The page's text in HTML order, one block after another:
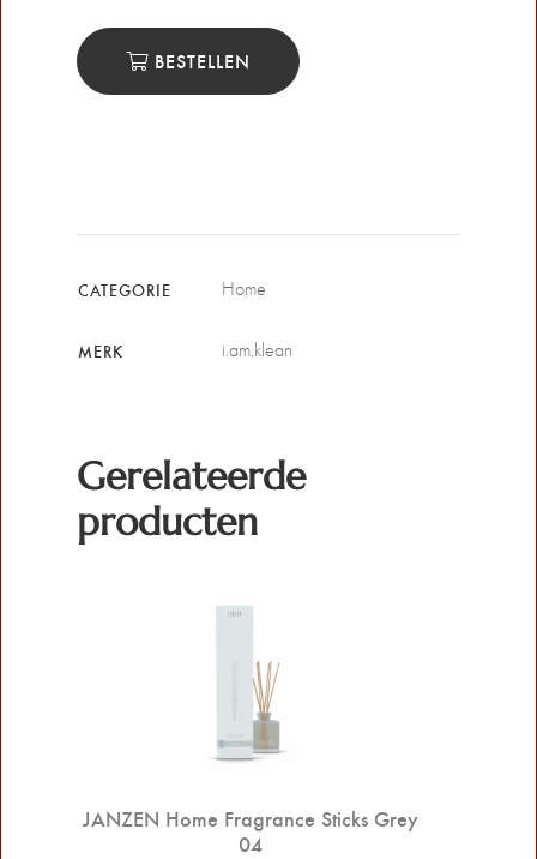
BESTELLEN
CATEGORIE Home
MERK i.am.klean
Gerelateerde
producten
JANZEN Home Fragrance Sticks Grey
04